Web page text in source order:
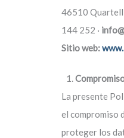
46510
144 252 ·
Sitio web:
La presente
el compromiso
proteger los